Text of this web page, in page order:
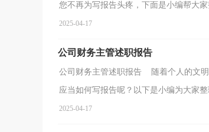
您不再为写报告头疼，下面是小编帮大
2025-04-17
公司财务主管述职报告
公司财务主管述职报告 随着个人的文明
应当如何写报告呢？以下是小编为大家
2025-04-17